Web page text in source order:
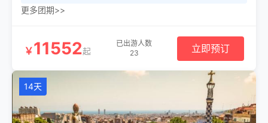
更多团期>>
￥11552起
已出游人数
23
立即预订
14天